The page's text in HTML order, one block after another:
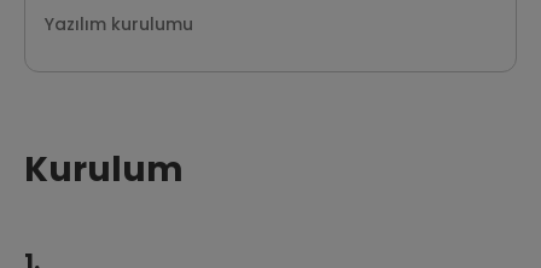
Yazılım kurulumu
Kurulum